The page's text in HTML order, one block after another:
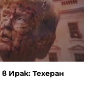
Ирак: Техеран